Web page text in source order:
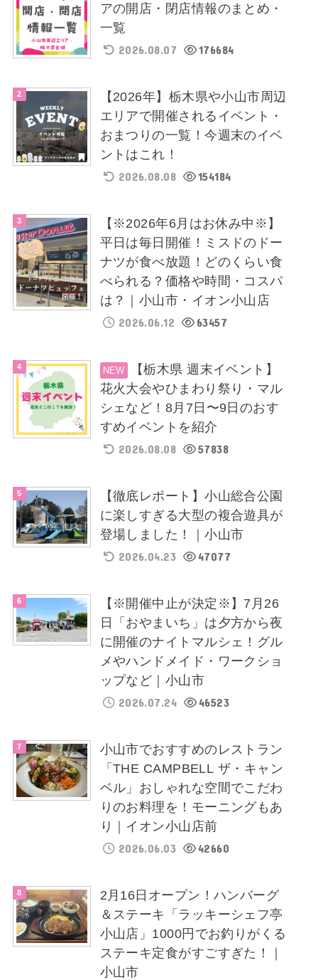
アの開店・閉店情報のまとめ・
一覧
2026.08.07 176684
【2026年】栃木県や小山市周辺
エリアで開催されるイベント・
おまつりの一覧！今週末のイベ
ントはこれ！
2026.08.08 154184
【※2026年6月はお休み中※】
平日は毎日開催！ミスドのドー
ナツが食べ放題！どのくらい食
べられる？価格や時間・コスパ
は？｜小山市・イオン小山店
2026.06.12 63457
【栃木県 週末イベント】
花火大会やひまわり祭り・マル
シェなど！8月7日〜9日のおす
すめイベントを紹介
2026.08.08 57838
【徹底レポート】小山総合公園
に楽しすぎる大型の複合遊具が
登場しました！｜小山市
2026.04.23 47077
【※開催中止が決定※】7月26
日「おやまいち」は夕方から夜
に開催のナイトマルシェ！グル
メやハンドメイド・ワークショ
ップなど｜小山市
2026.07.24 46523
小山市でおすすめのレストラン
「THE CAMPBELL ザ・キャン
ベル」おしゃれな空間でこだわ
りのお料理を！モーニングもあ
り｜イオン小山店前
2026.06.03 42660
2月16日オープン！ハンバーグ
＆ステーキ「ラッキーシェフ亭
小山店」1000円でお釣りがくる
ステーキ定食がすごすぎた！｜
小山市